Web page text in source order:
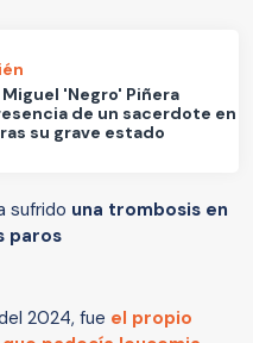
'Negro' Piñera
de un sacerdote en
su grave estado
sufrido una trombosis en
paros
2024, fue el propio